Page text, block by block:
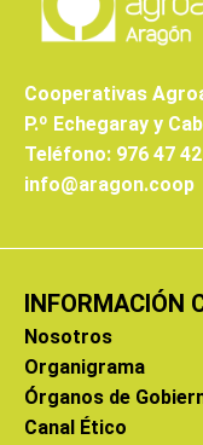
Cooperativas
P.º Echegaray y
Teléfono: 976 47
info@aragon.coop
INFORMACIÓN
Nosotros
Organigrama
Órganos de
Canal Ético